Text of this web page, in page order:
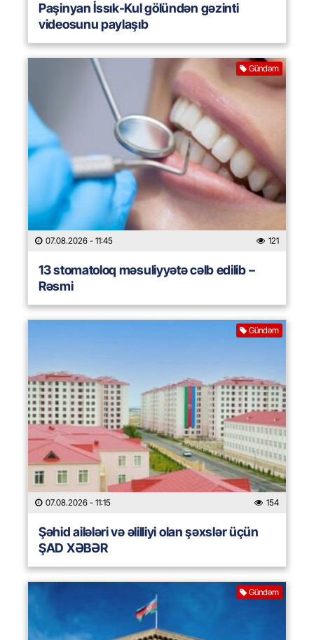
Paşinyan İssık-Kul gölündən gəzinti
videosunu paylaşıb
Gündəm
07.08.2026 - 11:45 121
13 stomatoloq məsuliyyətə cəlb edilib –
Rəsmi
Gündəm
07.08.2026 - 11:15 154
Şəhid ailələri və əlilliyi olan şəxslər üçün
ŞAD XƏBƏR
Gündəm